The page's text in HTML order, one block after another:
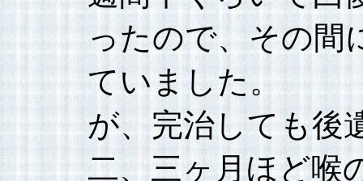
ったので、その間
ていました。
が、完治しても後
二、三ヶ月ほど喉